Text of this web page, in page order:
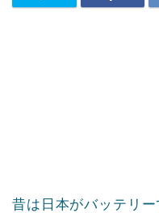
昔は日本がバッテリ